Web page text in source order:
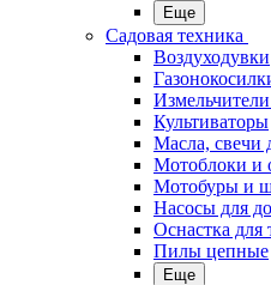
Еще
Садовая техника
Воздуходувки
Культиваторы
Масла, свечи
Мотоблоки и
Мотобуры и
Насосы для
Оснастка для
Пилы цепные
Еще